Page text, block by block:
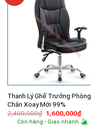
Thanh Lý Ghế Trưởng Phòng
Chân Xoay Mới 99%
2,400,000₫ Giá
gốc
là:
1,600,000₫Giá
hiện
tại
Còn hàng - Giao nhanh